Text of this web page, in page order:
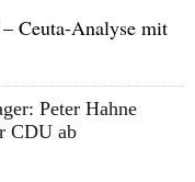
Ceuta-Analyse mit
Peter Hahne
CDU ab